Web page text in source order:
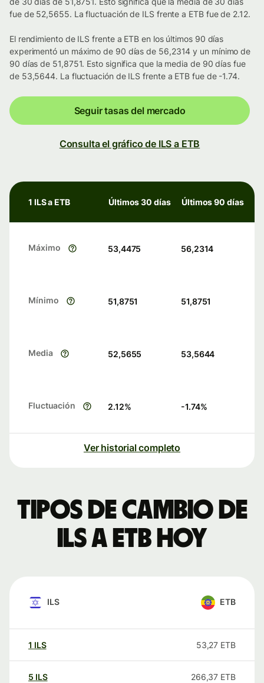
fue de 52,5655. La fluctuación de ILS frente a ETB fue de 2.12.
El rendimiento de ILS frente a ETB en los últimos 90 días
experimentó un máximo de 90 días de 56,2314 y un mínimo de
90 días de 51,8751. Esto significa que la media de 90 días fue
de 53,5644. La fluctuación de ILS frente a ETB fue de -1.74.
Seguir tasas del mercado
Consulta el gráfico de ILS a ETB
1 ILS a ETB Últimos 30 días Últimos 90 días
Máximo 53,4475 56,2314
Mínimo 51,8751 51,8751
Media 52,5655 53,5644
Fluctuación 2.12% -1.74%
Ver historial completo
Tipos de cambio de
ILS a ETB hoy
ILS ETB
1 ILS 53,27 ETB
5 ILS 266,37 ETB